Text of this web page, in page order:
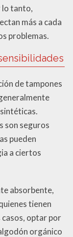
lo tanto,
más a cada
problemas.
de tampones
son seguros
pueden
a ciertos
absorbente,
tienen
casos, optar por
orgánico